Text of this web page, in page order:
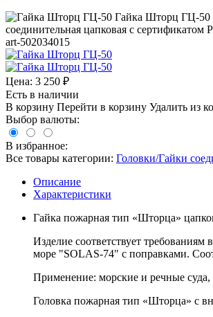
Гайка Шторц ГЦ-50
соединительная цапковая с сертификатом
art-502034015
Цена: 3 250 ₽
Есть в наличии
В корзину Перейти в корзину Удалить из
Выбор валюты:
В избранное:
Все товары категории: Головки/Гайки
Описание
Характеристики
Гайка пожарная тип «Шторца»
Изделие соответствует
море "SOLAS-74" с поправками.
Применение: морские и речные
Головка пожарная тип «Шторца» с